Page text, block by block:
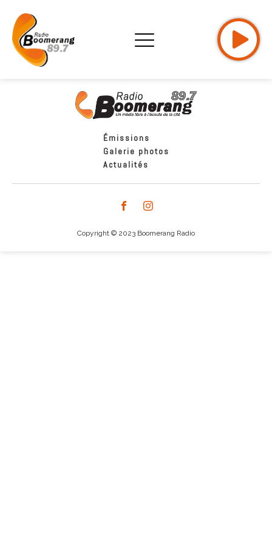
Émissions
Galerie photos
Actualités
Copyright © 2023 Boomerang Radio